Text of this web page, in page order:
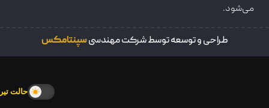
حالت تیره
می‌شود.
طراحی و توسعه توسط شرکت مهندسیسپنتامکس